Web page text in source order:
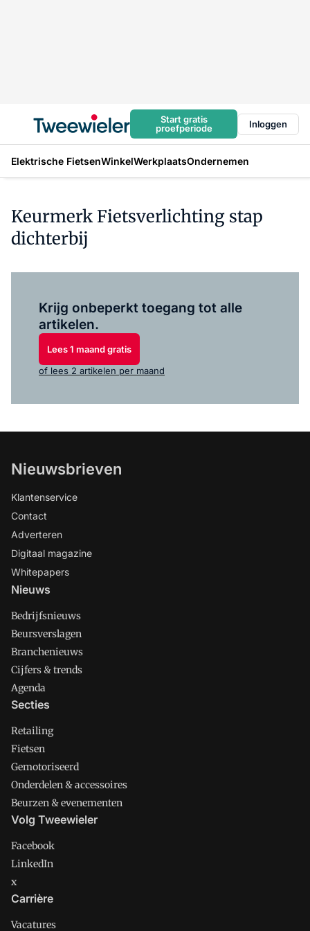
Start gratis
proefperiode
Inloggen
Elektrische FietsenWinkelWerkplaatsOndernemen
Keurmerk Fietsverlichting stap
dichterbij
Krijg onbeperkt toegang tot alle
artikelen.
Lees 1 maand gratis
of lees 2 artikelen per maand
Nieuwsbrieven
Klantenservice
Contact
Adverteren
Digitaal magazine
Whitepapers
Nieuws
Bedrijfsnieuws
Beursverslagen
Branchenieuws
Cijfers & trends
Agenda
Secties
Retailing
Fietsen
Gemotoriseerd
Onderdelen & accessoires
Beurzen & evenementen
Volg Tweewieler
Facebook
LinkedIn
x
Carrière
Vacatures